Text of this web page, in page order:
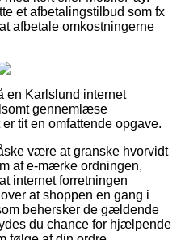
et afbetalingstilbud som fx
afbetale omkostningerne
en Karlslund internet
gennemlæse
tit en omfattende opgave.
være at granske hvorvidt
af e-mærke ordningen,
internet forretningen
at shoppen en gang i
behersker de gældende
du chance for hjælpende